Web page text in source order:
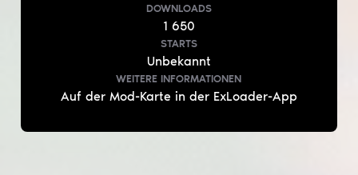
DOWNLOADS
1 650
STARTS
Unbekannt
WEITERE INFORMATIONEN
Auf der Mod-Karte in der ExLoader-App